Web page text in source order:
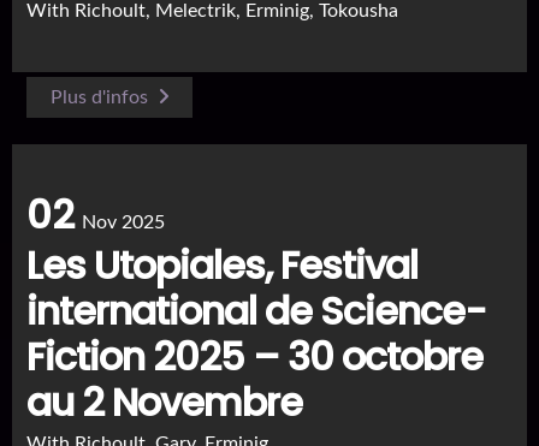
With Richoult, Melectrik, Erminig, Tokousha
Plus d'infos
02 Nov 2025
Les Utopiales, Festival
international de Science-
Fiction 2025 – 30 octobre
au 2 Novembre